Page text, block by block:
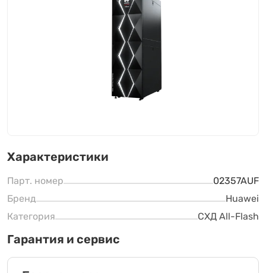
Характеристики
Парт. номер
02357AUF
Бренд
Huawei
Категория
СХД All-Flash
Гарантия и сервис